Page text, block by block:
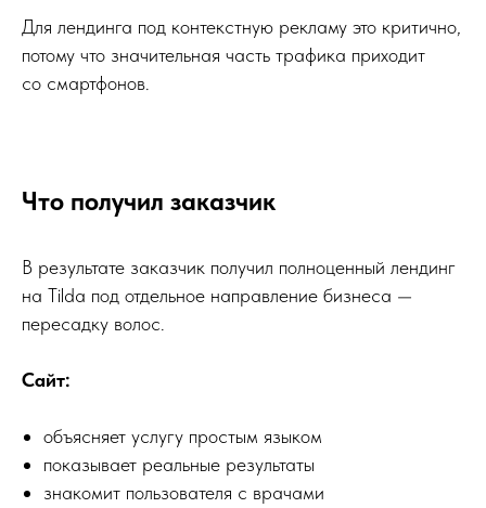
Для лендинга под контекстную рекламу это критично,
потому что значительная часть трафика приходит
со смартфонов.
Что получил заказчик
В результате заказчик получил полноценный лендинг
на Tilda под отдельное направление бизнеса —
пересадку волос.
Сайт:
объясняет услугу простым языком
показывает реальные результаты
знакомит пользователя с врачами
СделаемSEO-разборвашего сайта.
• где теряется трафик
• почему нет заявок
• что мешает росту
конкретные
Хочу прожарку